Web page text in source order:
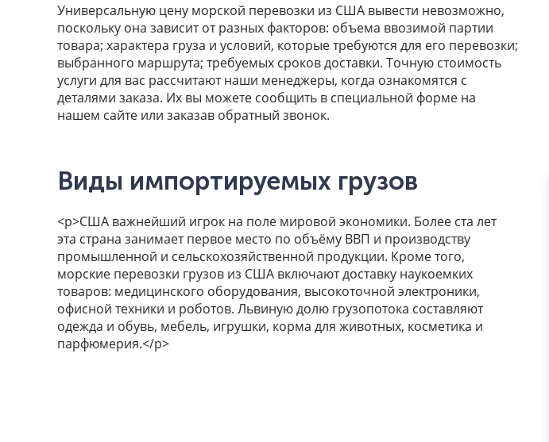
Универсальную цену морской перевозки из США вывести невозможно,
поскольку она зависит от разных факторов: объема ввозимой партии
товара; характера груза и условий, которые требуются для его перевозки;
выбранного маршрута; требуемых сроков доставки. Точную стоимость
услуги для вас рассчитают наши менеджеры, когда ознакомятся с
деталями заказа. Их вы можете сообщить в специальной форме на
нашем сайте или заказав обратный звонок.
Виды импортируемых грузов
<p>США важнейший игрок на поле мировой экономики. Более ста лет
эта страна занимает первое место по объёму ВВП и производству
промышленной и сельскохозяйственной продукции. Кроме того,
морские перевозки грузов из США включают доставку наукоемких
товаров: медицинского оборудования, высокоточной электроники,
офисной техники и роботов. Львиную долю грузопотока составляют
одежда и обувь, мебель, игрушки, корма для животных, косметика и
парфюмерия.</p>